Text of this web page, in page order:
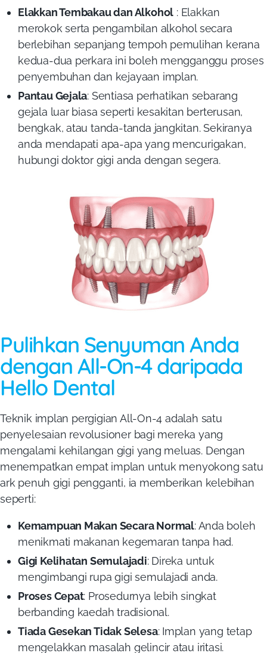
Elakkan Tembakau dan Alkohol : Elakkan
merokok serta pengambilan alkohol secara
berlebihan sepanjang tempoh pemulihan kerana
kedua-dua perkara ini boleh mengganggu proses
penyembuhan dan kejayaan implan.
Pantau Gejala: Sentiasa perhatikan sebarang
gejala luar biasa seperti kesakitan berterusan,
bengkak, atau tanda-tanda jangkitan. Sekiranya
anda mendapati apa-apa yang mencurigakan,
hubungi doktor gigi anda dengan segera.
Pulihkan Senyuman Anda
dengan All-On-4 daripada
Hello Dental
Teknik implan pergigian All-On-4 adalah satu
penyelesaian revolusioner bagi mereka yang
mengalami kehilangan gigi yang meluas. Dengan
menempatkan empat implan untuk menyokong satu
ark penuh gigi pengganti, ia memberikan kelebihan
seperti:
Kemampuan Makan Secara Normal: Anda boleh
menikmati makanan kegemaran tanpa had.
Gigi Kelihatan Semulajadi: Direka untuk
mengimbangi rupa gigi semulajadi anda.
Proses Cepat: Prosedurnya lebih singkat
berbanding kaedah tradisional.
Tiada Gesekan Tidak Selesa: Implan yang tetap
mengelakkan masalah gelincir atau iritasi.